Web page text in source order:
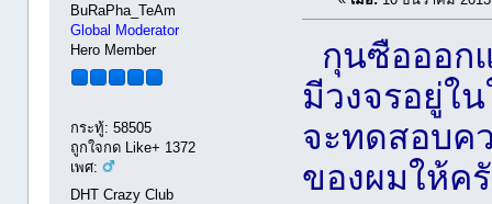
BuRaPha_TeAm
Global Moderator
Hero Member
กระทู้: 58505
ถูกใจกด Like+ 1372
เพศ:
DHT Crazy Club
กุนซือออก
มีวงจรอยู่ใ
จะทดสอบค
ของผมให้ค